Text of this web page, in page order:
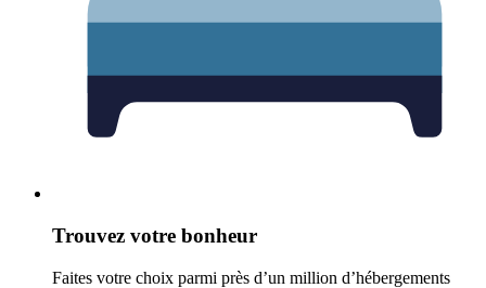
Trouvez votre bonheur
Faites votre choix parmi près d’un million d’hébergements